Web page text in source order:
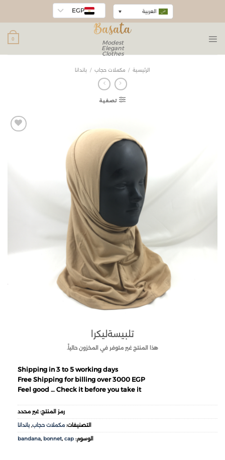
العربية EGP
Modest
Elegant
Clothes
الرئيسية / مكملات حجاب / باندانا
تصفية
تلبيسةليكرا
هذا المنتج غير متوفر في المخزون حالياً.
Shipping in 3 to 5 working days
Free Shipping for billing over 3000 EGP
Feel good … Check it before you take it
رمز المنتج:غير محدد
التصنيفات:مكملات حجاب,باندانا
الوسوم: bandana,bonnet,cap